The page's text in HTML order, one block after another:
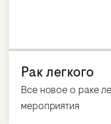
Рак легкого
Все новое о раке
мероприятия